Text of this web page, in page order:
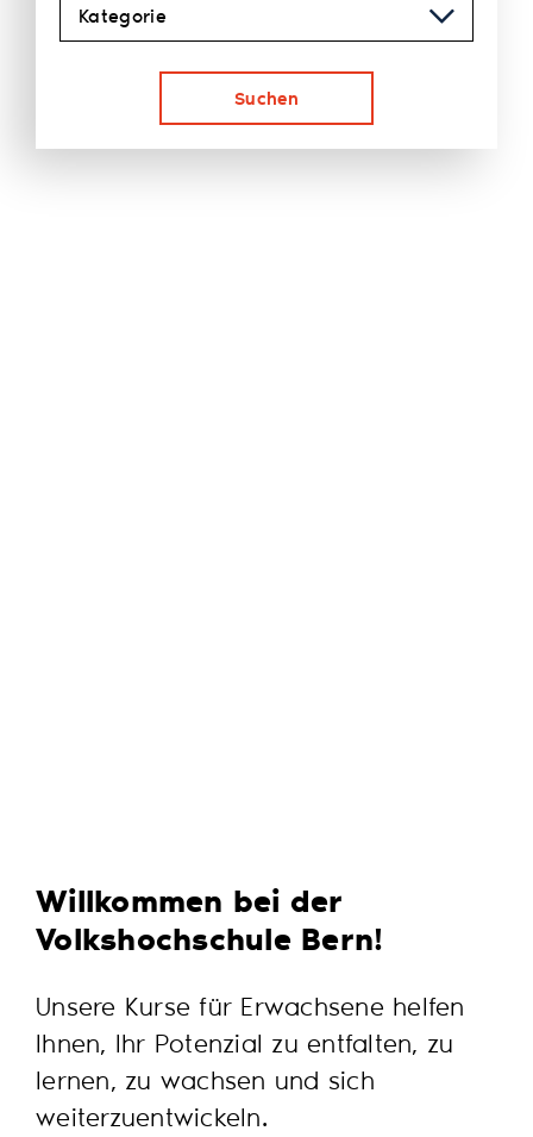
Kategorie
Willkommen bei der
Volkshochschule Bern!
Unsere Kurse für Erwachsene helfen
Ihnen, Ihr Potenzial zu entfalten, zu
lernen, zu wachsen und sich
weiterzuentwickeln.